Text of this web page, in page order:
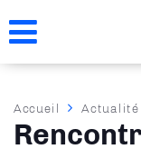
au
Fil
d'Ariane
Accueil Actualité